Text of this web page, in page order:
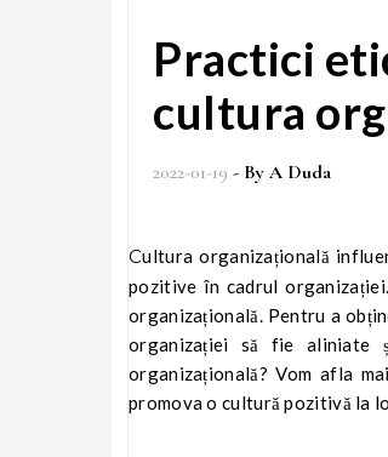
Practici
cultura
2022-01-19 - By A Duda
Cultura organizațională influențează totul și pe toată lumea. O cultură a companiei bine dezvoltată creează schimbări
pozitive în cadrul
organizațională. Pentru a
organizației să fie aliniate
organizațională? Vom afla
promova o cultură pozitivă la